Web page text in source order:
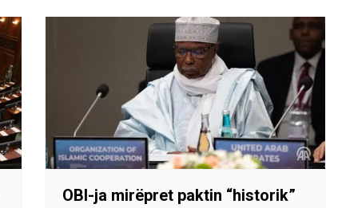
OBI-ja mirëpret paktin “historik”